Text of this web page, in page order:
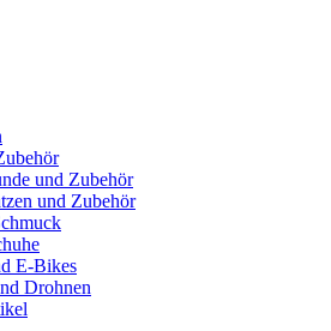
und Zubehör
und Zubehör
E-Bikes
Drohnen